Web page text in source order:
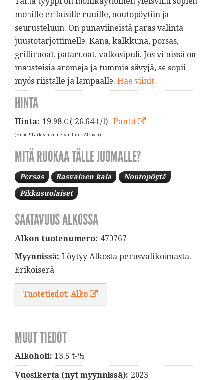
monille erilaisille ruuille, noutopöytiin ja
seurusteluun. On punaviineistä paras valinta
juustotarjottimelle. Kana, kalkkuna, porsas,
grilliruoat, pataruoat, valkosipuli. Jos viinissä on
mausteisia aromeja ja tummia sävyjä, se sopii
myös riistalle ja lampaalle. Hae viinit
HINTA
Hinta: 19.98€ ( 26.64 €/l) Pantit
(Huom! Tarkista viimeisin hinta Alkosta)
MITÄ RUOKAA TÄLLE JUOMALLE?
Porsas Rasvainen kala Noutopöytä
Pikkusuolaiset
SAATAVUUS ALKOSSA
Alkon tuotenumero: 470767
Myynnissä: Löytyy Alkosta perusvalikoimasta.
Erikoiserä.
Tuotetiedot: Alko
MUUT TIEDOT
Alkoholi: 13.5 t-%
Vuosikerta (nyt myynnissä): 2023